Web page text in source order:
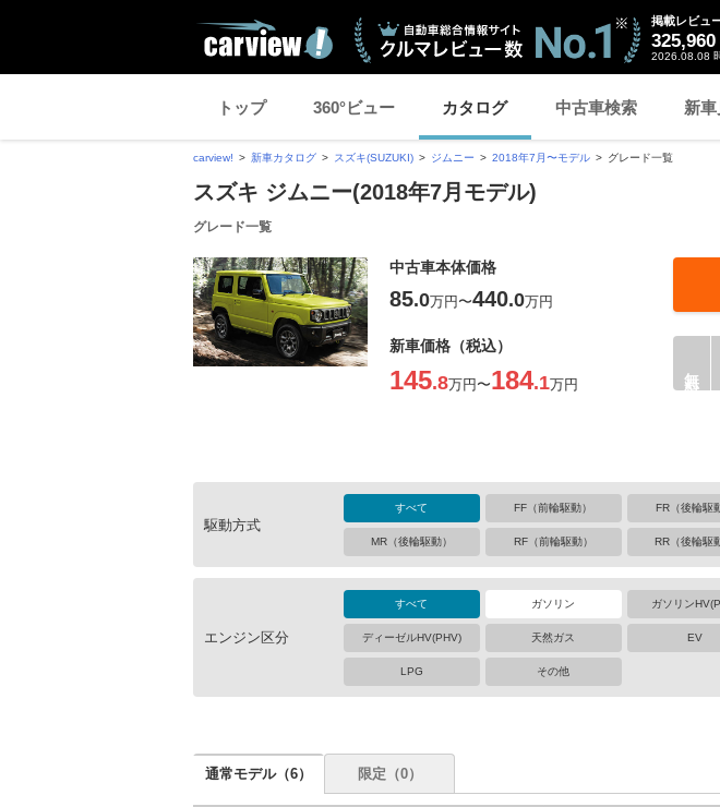
掲載レビュ
325,960
2026.08.08
トップ 360°ビュー カタログ 中古車検索 新車
carview! 新車カタログ スズキ(SUZUKI) ジムニー 2018年7月〜モデル グレード一覧
スズキ ジムニー(2018年7月モデル)
グレード一覧
中古車本体価格
85.0万円〜440.0万円
新車価格（税込）
145.8万円〜184.1万円
駆動方式
すべて FF（前輪駆動） FR（後輪駆
MR（後輪駆動） RF（前輪駆動） RR（後輪駆
エンジン区分
すべて ガソリン ガソリン
ディーゼルHV(PHV) 天然ガス EV
LPG その他
通常モデル（6） 限定（0）